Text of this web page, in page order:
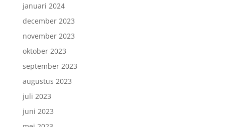
januari 2024
december 2023
november 2023
oktober 2023
september 2023
augustus 2023
juli 2023
juni 2023